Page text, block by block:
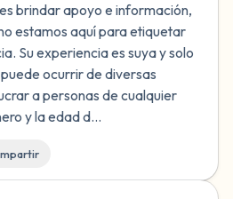
brindar apoyo e información,
estamos aquí para etiquetar
Su experiencia es suya y solo
ocurrir de diversas
a personas de cualquier
y la edad d...